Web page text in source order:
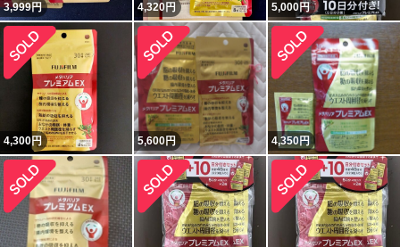
3,999円 4,320円 5,000円
4,300円 5,600円 4,350円